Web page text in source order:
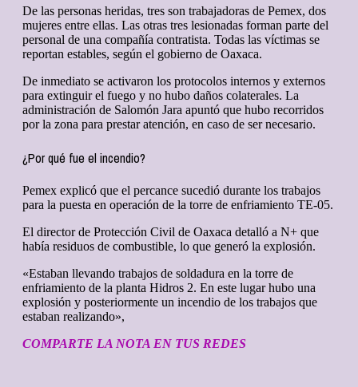
De las personas heridas, tres son trabajadoras de Pemex, dos
mujeres entre ellas. Las otras tres lesionadas forman parte del
personal de una compañía contratista. Todas las víctimas se
reportan estables, según el gobierno de Oaxaca.
De inmediato se activaron los protocolos internos y externos
para extinguir el fuego y no hubo daños colaterales. La
administración de Salomón Jara apuntó que hubo recorridos
por la zona para prestar atención, en caso de ser necesario.
¿Por qué fue el incendio?
Pemex explicó que el percance sucedió durante los trabajos
para la puesta en operación de la torre de enfriamiento TE-05.
El director de Protección Civil de Oaxaca detalló a N+ que
había residuos de combustible, lo que generó la explosión.
«Estaban llevando trabajos de soldadura en la torre de
enfriamiento de la planta Hidros 2. En este lugar hubo una
explosión y posteriormente un incendio de los trabajos que
estaban realizando»,
COMPARTE LA NOTA EN TUS REDES